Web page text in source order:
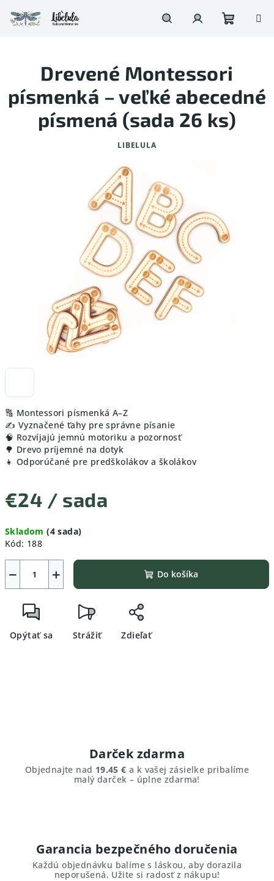
na
obsah
košík
🔠 Montessori písmenká A–Z
✍️ Vyznačené ťahy pre správne písanie
🧠 Rozvíjajú jemnú motoriku a pozornosť
🌳 Drevo príjemné na dotyk
👧 Odporúčané pre predškolákov a školákov
€24 / sada
cena:
Skladom(4 sada)
Kód: 188
+
− Do košíka
Opýtať sa Strážiť Zdieľať
Drevené Montessori
písmenká – veľké abecedné
písmená (sada 26 ks)
LIBELULA
Darček zdarma
Objednajte nad 19.45 € a k vašej zásielke pribalíme
malý darček – úplne zdarma!
Garancia bezpečného doručenia
Každú objednávku balíme s láskou, aby dorazila
neporušená. Užite si radosť z nákupu!